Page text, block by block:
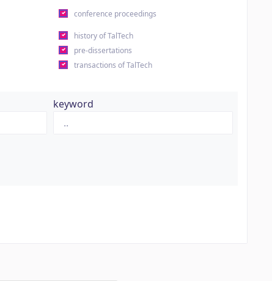
conference proceedings
history of TalTech
pre-dissertations
transactions of TalTech
keyword